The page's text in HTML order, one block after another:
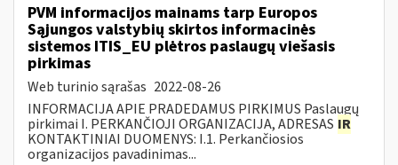
PVM informacijos mainams tarp Europos
Sąjungos valstybių skirtos informacinės
sistemos ITIS_EU plėtros paslaugų viešasis
pirkimas
Web turinio sąrašas 2022-08-26
INFORMACIJA APIE PRADEDAMUS PIRKIMUS Paslaugų
pirkimai I. PERKANČIOJI ORGANIZACIJA, ADRESAS IR
KONTAKTINIAI DUOMENYS: I.1. Perkančiosios
organizacijos pavadinimas...